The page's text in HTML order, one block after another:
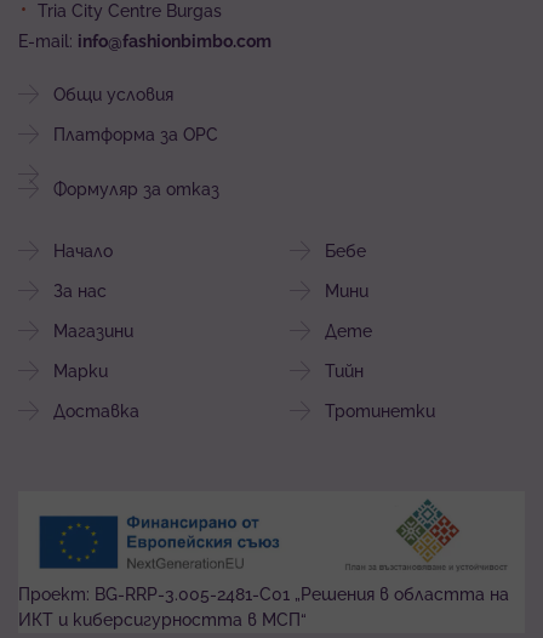
Tria City Centre Burgas
E-mail: info@fashionbimbo.com
Бебе
Мини
Дете
Тийн
Тротинетки
Начало
За нас
Магазини
Марки
Доставка
Общи условия
Платформа за ОРС
Формуляр за отказ
Проект: BG-RRP-3.005-2481-C01 „Решения в областта на
ИКТ и киберсигурността в МСП“